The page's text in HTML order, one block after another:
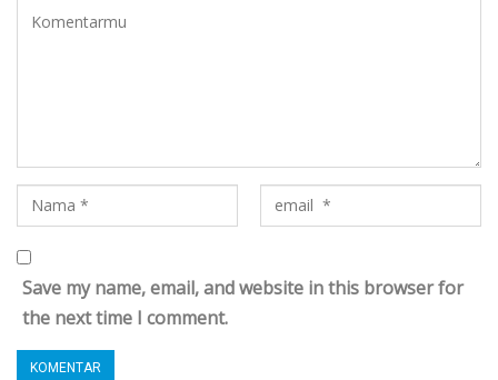
Save my name, email, and website in this browser for
the next time I comment.